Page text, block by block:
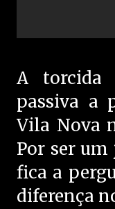
A torcida
passiva a
Vila Nova
Por ser
fica a
diferença